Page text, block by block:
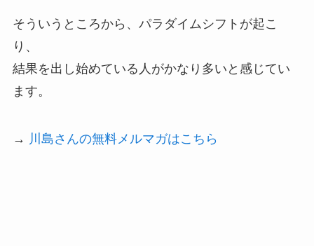
そういうところから、パラダイムシフトが起こ
り、
結果を出し始めている人がかなり多いと感じてい
ます。
→ 川島さんの無料メルマガはこちら